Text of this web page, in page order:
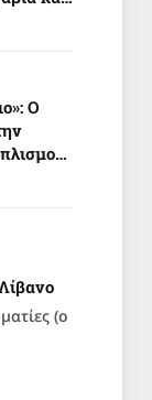
Ο
Τραμπ
(ο